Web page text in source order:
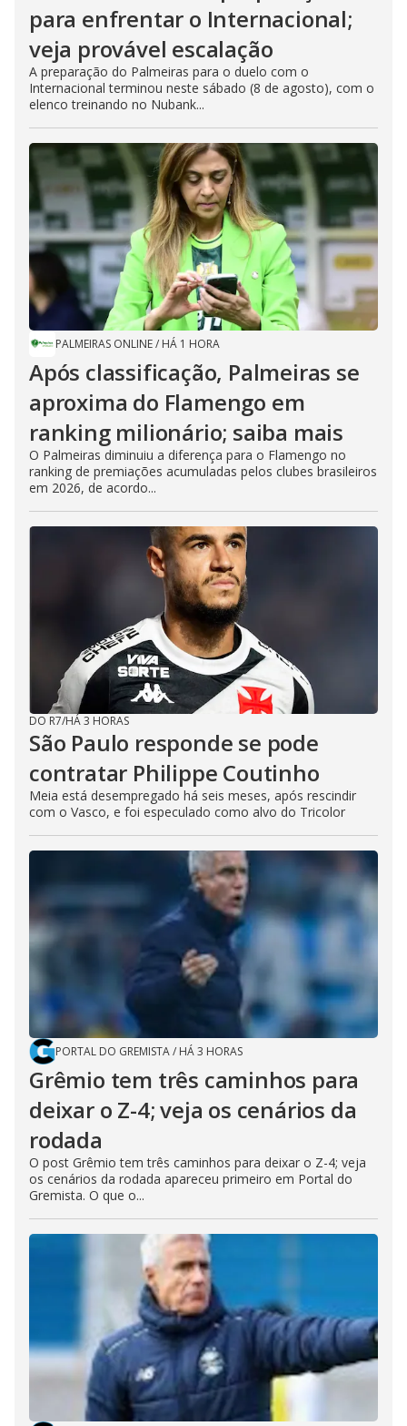
para enfrentar o Internacional;
veja provável escalação
A preparação do Palmeiras para o duelo com o
Internacional terminou neste sábado (8 de agosto), com o
elenco treinando no Nubank...
PALMEIRAS ONLINE/ HÁ 1 HORA
Após classificação, Palmeiras se
aproxima do Flamengo em
ranking milionário; saiba mais
O Palmeiras diminuiu a diferença para o Flamengo no
ranking de premiações acumuladas pelos clubes brasileiros
em 2026, de acordo...
DO R7/HÁ 3 HORAS
São Paulo responde se pode
contratar Philippe Coutinho
Meia está desempregado há seis meses, após rescindir
com o Vasco, e foi especulado como alvo do Tricolor
PORTAL DO GREMISTA/ HÁ 3 HORAS
Grêmio tem três caminhos para
deixar o Z-4; veja os cenários da
rodada
O post Grêmio tem três caminhos para deixar o Z-4; veja
os cenários da rodada apareceu primeiro em Portal do
Gremista. O que o...